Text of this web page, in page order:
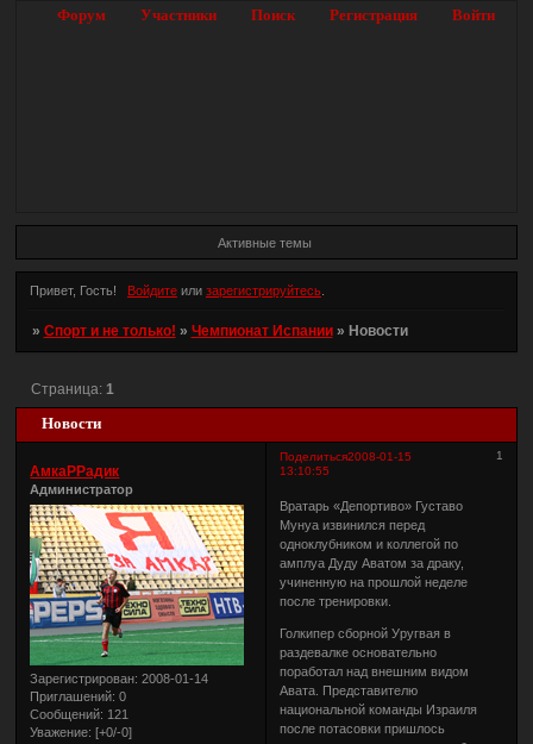
Форум Участники Поиск Регистрация Войти
Активные темы
Привет, Гость! Войдитеили зарегистрируйтесь.
» Спорт и не только! » Чемпионат Испании » Новости
Новости
Страница: 1
Поделиться 1
2008-01-15
13:10:55
АмкаРРадик
Администратор
Зарегистрирован: 2008-01-14
Приглашений: 0
Сообщений: 121
Уважение: [+0/-0]
Вратарь «Депортиво» Густаво
Мунуа извинился перед
одноклубником и коллегой по
амплуа Дуду Аватом за драку,
учиненную на прошлой неделе
после тренировки.
Голкипер сборной Уругвая в
раздевалке основательно
поработал над внешним видом
Авата. Представителю
национальной команды Израиля
после потасовки пришлось